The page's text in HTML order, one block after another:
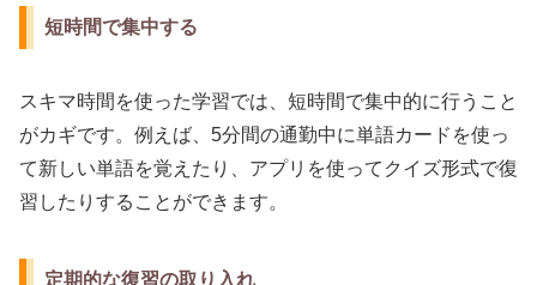
短時間で集中する
スキマ時間を使った学習では、短時間で集中的に行うこと
がカギです。例えば、5分間の通勤中に単語カードを使っ
て新しい単語を覚えたり、アプリを使ってクイズ形式で復
習したりすることができます。
定期的な復習の取り入れ